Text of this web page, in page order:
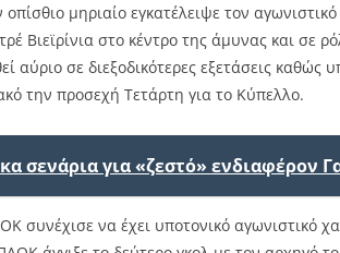
μηριαίο εγκατέλειψε τον
Βιεϊρίνια στο κέντρο της άμυνας και σε
αύριο σε διεξοδικότερες εξετάσεις καθώς
την προσεχή Τετάρτη για το Κύπελλο.
σενάρια για «ζεστό» ενδιαφέρον
συνέχισε να έχει υποτονικό αγωνιστικό